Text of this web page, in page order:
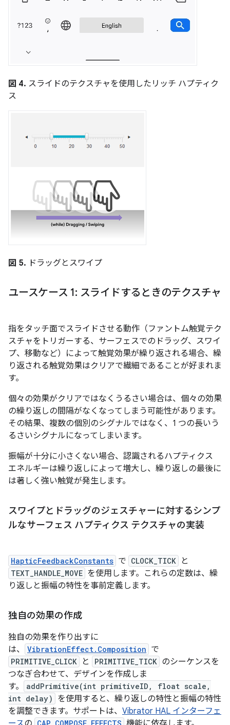
図 4. スライドのテクスチャを使用したリッチ ハプティク
ス
図 5. ドラッグとスワイプ
ユースケース 1: スライドするときのテクスチャ
指をタッチ面でスライドさせる動作（ファントム触覚テク
スチャをトリガーする、サーフェスでのドラッグ、スワイ
プ、移動など）によって触覚効果が繰り返される場合、繰
り返される触覚効果はクリアで繊細であることが好まれま
す。
個々の効果がクリアではなくうるさい場合は、個々の効果
の繰り返しの間隔がなくなってしまう可能性があります。
その結果、複数の個別のシグナルではなく、1 つの長いう
るさいシグナルになってしまいます。
振幅が十分に小さくない場合、認識されるハプティクス
エネルギーは繰り返しによって増大し、繰り返しの最後に
は著しく強い触覚が発生します。
スワイプとドラッグのジェスチャーに対するシンプ
ルなサーフェス ハプティクス テクスチャの実装
HapticFeedbackConstants で CLOCK_TICK と
TEXT_HANDLE_MOVE を使用します。これらの定数は、繰
り返しと振幅の特性を事前定義します。
独自の効果の作成
独自の効果を作り出すに
は、
VibrationEffect.Composition で
PRIMITIVE_CLICK と PRIMITIVE_TICK のシーケンスを
つなぎ合わせて、デザインを作成しま
す。
addPrimitive(int primitiveID, float scale,
int delay)
を使用すると、繰り返しの特性と振幅の特性
を調整できます。サポートは、 Vibrator HAL インターフェ